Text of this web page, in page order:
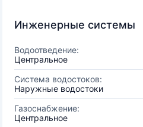
Инженерные системы
Водоотведение:
Центральное
Система водостоков:
Наружные водостоки
Газоснабжение:
Центральное